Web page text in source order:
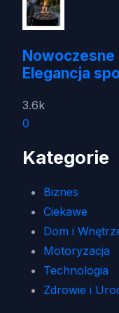
Elegancja
3.6k
0
Kategorie
Biznes
Ciekawe
Dom i
Motoryzacja
Technologia
Zdrowie i